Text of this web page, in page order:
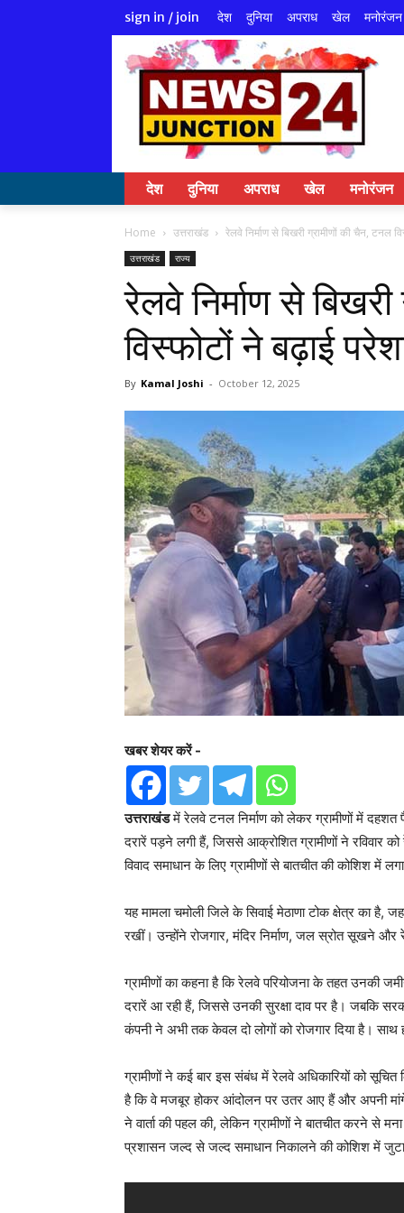
sign in / join देश दुनिया अपराध खेल मनोरंजन
देश दुनिया अपराध खेल मनोरंजन
Home उत्तराखंड रेलवे निर्माण से बिखरी ग्रामीणों की चैन, टनल
उत्तराखंड राज्य
रेलवे निर्माण से
विस्फोटों ने बढ़ाई
By Kamal Joshi - October 12, 2025
खबर शेयर करें -
उत्तराखंडमें रेलवे टनल निर्माण को लेकर ग्रामीणों में दहशत
दरारें पड़ने लगी हैं, जिससे आक्रोशित ग्रामीणों ने रविवार
विवाद समाधान के लिए ग्रामीणों से बातचीत की कोशिश में
यह मामला चमोली जिले के सिवाई मेठाणा टोक क्षेत्र का
रखीं। उन्होंने रोजगार, मंदिर निर्माण, जल स्रोत सूखने और
ग्रामीणों का कहना है कि रेलवे परियोजना के तहत उनकी
दरारें आ रही हैं, जिससे उनकी सुरक्षा दाव पर है। जबकि
कंपनी ने अभी तक केवल दो लोगों को रोजगार दिया है। साथ
ग्रामीणों ने कई बार इस संबंध में रेलवे अधिकारियों को
है कि वे मजबूर होकर आंदोलन पर उतर आए हैं और अपनी मांगें
ने वार्ता की पहल की, लेकिन ग्रामीणों ने बातचीत करने से
प्रशासन जल्द से जल्द समाधान निकालने की कोशिश में